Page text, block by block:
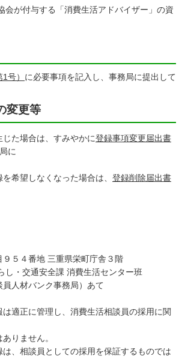
会が付与する「消費生活アドバイザー」の資
号） に必要事項を記入し、事務局に提出して
変更等
た場合は、すみやかに登録事項変更届出書
に
希望しなくなった場合は、 登録削除届出書
５４番地 三重県栄町庁舎３階
し・交通安全課 消費生活センター班
員人材バンク事務局）あて
適正に管理し、消費生活相談員の採用に関
りません。
、相談員としての採用を保証するものでは